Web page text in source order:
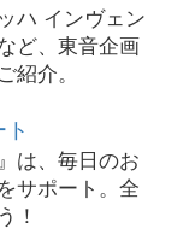
ハ インヴェン
ど、東音企画
紹介。
は、毎日のお
サポート。全
！